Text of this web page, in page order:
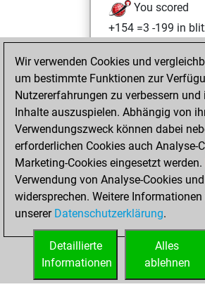
You scored
+154 =3 -199 in
You played 16
bullet games
You scored +3
=0 -13 in bullet
Dienstag, Mai 12,
2026
You played 28
slow games
You scored +15
=1 -12 in slow
Wir verwenden Cookies und
um bestimmte Funktionen zur
Nutzererfahrungen zu verbessern und
Inhalte auszuspielen. Abhängig von
Verwendungszweck können dabei
erforderlichen Cookies auch Analyse-
Marketing-Cookies eingesetzt werden.
Verwendung von Analyse-Cookies
widersprechen. Weitere
unserer Datenschutzerklärung.
Alles
ablehnen
Detaillierte
Informationen